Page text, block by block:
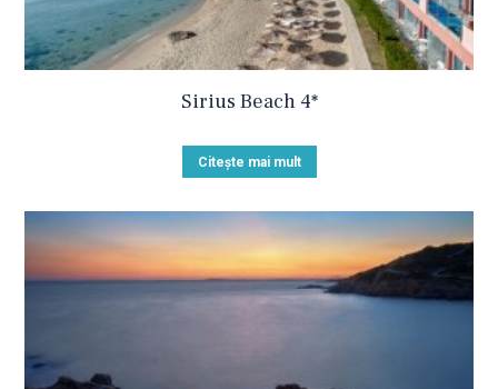
Sirius Beach 4*
Citește mai mult